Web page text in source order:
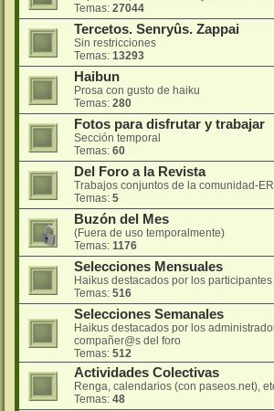
Temas: 27044
Tercetos. Senryûs. Zappai
Sin restricciones
Temas: 13293
Haibun
Prosa con gusto de haiku
Temas: 280
Fotos para disfrutar y trabajar
Sección temporal
Temas: 60
Del Foro a la Revista
Trabajos conjuntos de la comunidad-
Temas: 5
Buzón del Mes
(Fuera de uso temporalmente)
Temas: 1176
Selecciones Mensuales
Haikus destacados por los
Temas: 516
Selecciones Semanales
Haikus destacados por los
compañer@s del foro
Temas: 512
Actividades Colectivas
Renga, calendarios (con paseos.net),
Temas: 48